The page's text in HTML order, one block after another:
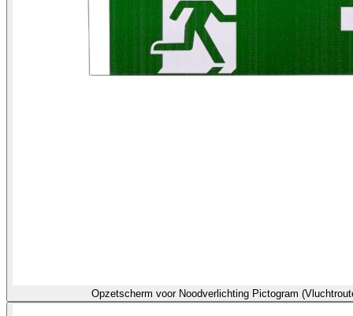
Opzetscherm voor Noodverlichting Pictogram